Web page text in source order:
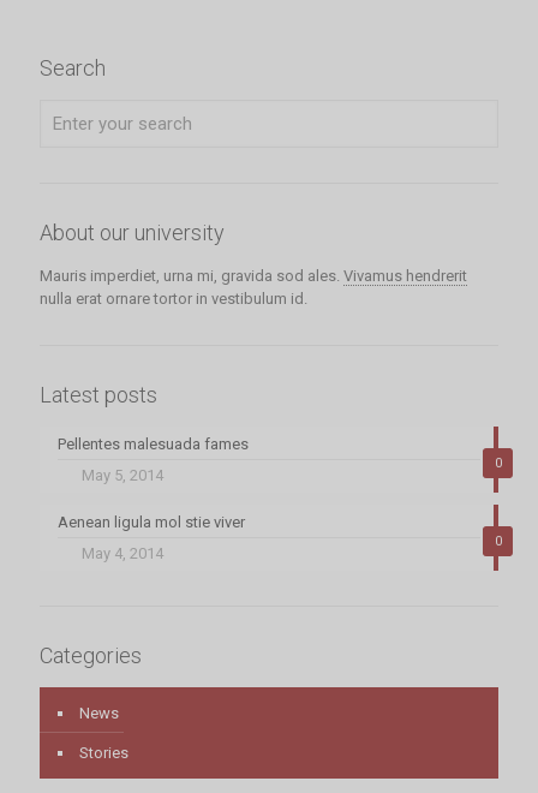
Search
About our university
Mauris imperdiet, urna mi, gravida sod ales. Vivamus hendrerit
nulla erat ornare tortor in vestibulum id.
Latest posts
0
Pellentes malesuada fames
May 5, 2014
0
Aenean ligula mol stie viver
May 4, 2014
Categories
News
Stories